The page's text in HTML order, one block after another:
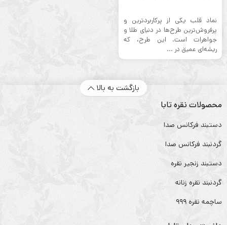
نماد قلب یکی از پرکاربردترین و
پرفروش‌ترین طرح‌ها در دنیای طلا و
جواهرات است. این طرح، که
ریشه‌ای عمیق در ...
بازگشت به بالا
محصولات نقره تابا
دستبند فرکانس صدا
گردنبند فرکانس صدا
دستبند زنجیر نقره
گردنبند نقره زنانه
ساچمه نقره ۹۹۹